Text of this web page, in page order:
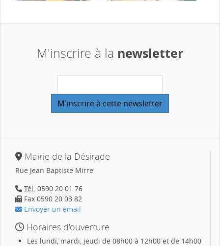
M'inscrire à la newsletter
Mairie de la Désirade
Rue Jean Baptiste Mirre
Tél. 0590 20 01 76
Fax 0590 20 03 82
Envoyer un email
Horaires d'ouverture
Les lundi, mardi, jeudi de 08h00 à 12h00 et de 14h00